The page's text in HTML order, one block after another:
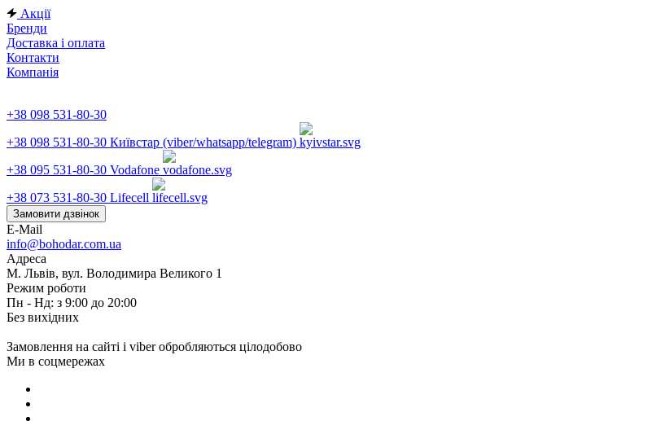
Акції
Бренди
Доставка і оплата
Контакти
Компанія
+38 098 531-80-30
+38 098 531-80-30 Київстар (viber/whatsapp/telegram)
+38 095 531-80-30 Vodafone
+38 073 531-80-30 Lifecell
Замовити дзвінок
E-Mail
info@bohodar.com.ua
Адреса
М. Львів, вул. Володимира Великого 1
Режим роботи
Пн - Нд: з 9:00 до 20:00
Без вихідних
Замовлення на сайті і viber обробляються цілодобово
Ми в соцмережах